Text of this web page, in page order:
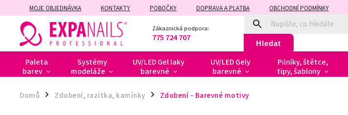
MOJE OBJEDNÁVKA KONTAKTY POBOČKY DOPRAVA A PLATBA OBCHODNÍ PODMÍNKY
ZÁRUČNÍ A POZÁRUČNÍ OPRAVY
Zákaznická podpora:
775 724 707 Hledat
Paleta
barev
Systémy
modeláže
UV/LED Gel laky
barevné
UV/LED Gely
barevné
Pilníky, štětce,
tipy, šablony
Domů / Zdobení, razítka, kamínky / Zdobení - Barevné motivy